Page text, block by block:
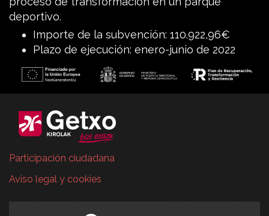
deportivo.
Importe de la subvención: 110.922,96€
Plazo de ejecución: enero-junio de 2022
Participación ciudadana
Aviso legal y cookies